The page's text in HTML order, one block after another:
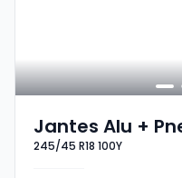
Jantes Alu +
Saisons 18 245/
245/45 R18 100Y